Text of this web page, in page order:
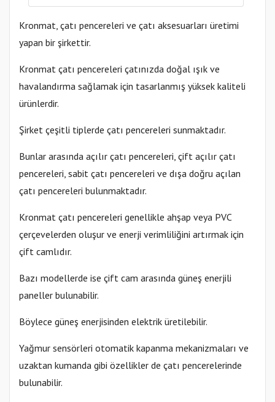
Kronmat, çatı pencereleri ve çatı aksesuarları üretimi
yapan bir şirkettir.
Kronmat çatı pencereleri çatınızda doğal ışık ve
havalandırma sağlamak için tasarlanmış yüksek kaliteli
ürünlerdir.
Şirket çeşitli tiplerde çatı pencereleri sunmaktadır.
Bunlar arasında açılır çatı pencereleri, çift açılır çatı
pencereleri, sabit çatı pencereleri ve dışa doğru açılan
çatı pencereleri bulunmaktadır.
Kronmat çatı pencereleri genellikle ahşap veya PVC
çerçevelerden oluşur ve enerji verimliliğini artırmak için
çift camlıdır.
Bazı modellerde ise çift cam arasında güneş enerjili
paneller bulunabilir.
Böylece güneş enerjisinden elektrik üretilebilir.
Yağmur sensörleri otomatik kapanma mekanizmaları ve
uzaktan kumanda gibi özellikler de çatı pencerelerinde
bulunabilir.